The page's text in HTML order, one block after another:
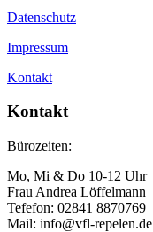
Datenschutz
Impressum
Kontakt
Kontakt
Bürozeiten:
Mo, Mi & Do 10-12 Uhr
Frau Andrea Löffelmann
Tefefon: 02841 8870769
Mail: info@vfl-repelen.de